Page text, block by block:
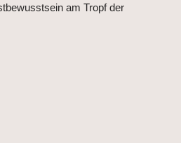
am Tropf der